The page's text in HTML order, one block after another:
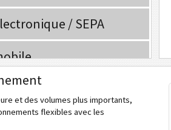
/ SEPA
et des volumes plus importants,
flexibles avec les